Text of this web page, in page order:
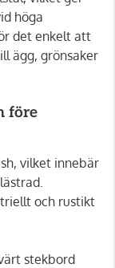
höga
det enkelt att
ägg, grönsaker
före
vilket innebär
och rustikt
stekbord